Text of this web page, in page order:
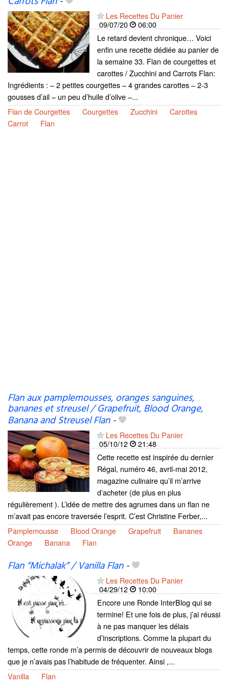
Les Recettes Du Panier
09/07/20
06:00
Le retard devient chronique… Voici
enfin une recette dédiée au panier de
la semaine 33. Flan de courgettes et
carottes / Zucchini and Carrots Flan:
Ingrédients : – 2 petites courgettes – 4 grandes carottes – 2-3
gousses d’ail – un peu d’huile d’olive –...
Flan de Courgettes
Courgettes Zucchini
Carottes
Carrot
Flan
Flan aux pamplemousses, oranges sanguines,
bananes et streusel / Grapefruit, Blood Orange,
Banana and Streusel Flan-
Les Recettes Du Panier
05/10/12
21:48
Cette recette est inspirée du dernier
Régal, numéro 46, avril-mai 2012,
magazine culinaire qu’il m’arrive
d’acheter (de plus en plus
régulièrement ). L’idée de mettre des agrumes dans un flan ne
m’avait pas encore traversée l’esprit. C’est Christine Ferber,...
Pamplemousse
Blood Orange Grapefruit
Bananes
Orange
Banana Flan
Flan “Michalak” / Vanilla Flan-
Les Recettes Du Panier
04/29/12
10:00
Encore une Ronde InterBlog qui se
termine! Et une fois de plus, j’ai réussi
à ne pas manquer les délais
d’inscriptions. Comme la plupart du
temps, cette ronde m’a permis de découvrir de nouveaux blogs
que je n’avais pas l’habitude de fréquenter. Ainsi ,...
Vanilla
Flan